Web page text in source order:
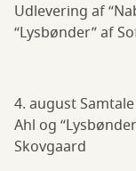
Udlevering af
“Lysbønder” af
4. august
Ahl og
Skovgaard